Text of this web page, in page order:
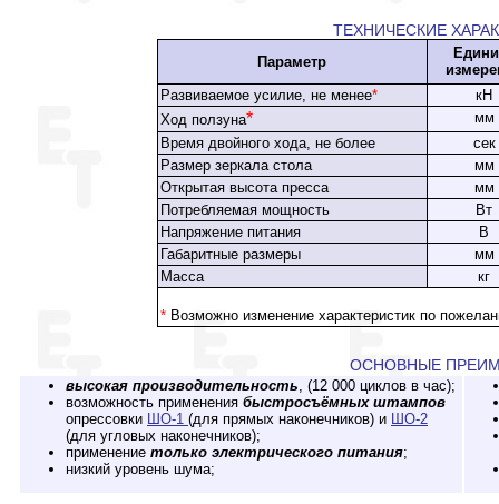
ТЕХНИЧЕСКИЕ
Параметр
Развиваемое усилие, не менее*
кН
Ход ползуна*
мм
Время двойного хода, не более
сек
Размер зеркала стола
мм
Открытая высота пресса
мм
Потребляемая мощность
Вт
Напряжение питания
В
Габаритные размеры
мм
Масса
кг
* Возможно изменение характеристик по
ОСНОВНЫЕ
высокая производительность, (12 000 циклов в час);
возможность применения быстросъёмных штампов
опрессовки ШО-1 (для прямых наконечников) и ШО-2
(для угловых наконечников);
применение только электрического питания;
низкий уровень шума;